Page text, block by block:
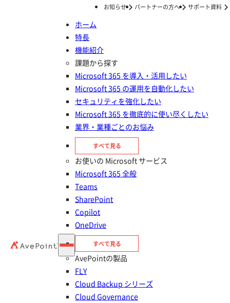
お知らせ パートナーの方へ サポート資料
ホーム
特長
機能紹介
課題から探す
Microsoft 365 を導入・活用したい
Microsoft 365 の運用を自動化したい
セキュリティを強化したい
Microsoft 365 を徹底的に使い尽くしたい
業界・業種ごとのお悩み
すべて見る
お使いの Microsoft サービス
Microsoft 365 全般
Teams
SharePoint
Copilot
OneDrive
すべて見る
AvePointの製品
FLY
Cloud Backup シリーズ
Cloud Governance
ナレッジ/コラム
SharePoint のアクセスログを確
認するには？監査ログの活用方法
2024年03月03日